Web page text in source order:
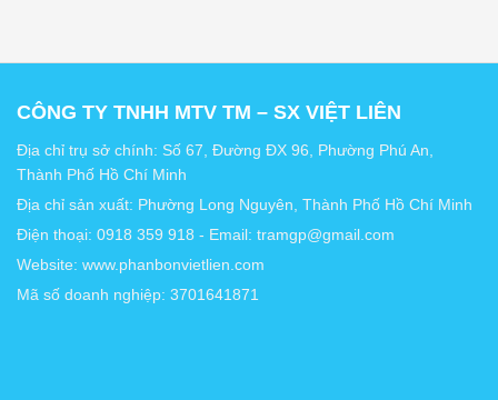
CÔNG TY TNHH MTV TM – SX VIỆT LIÊN
Địa chỉ trụ sở chính: Số 67, Đường ĐX 96, Phường Phú An,
Thành Phố Hồ Chí Minh
Địa chỉ sản xuất: Phường Long Nguyên, Thành Phố Hồ Chí Minh
Điện thoại: 0918 359 918 - Email: tramgp@gmail.com
Website: www.phanbonvietlien.com
Mã số doanh nghiệp: 3701641871